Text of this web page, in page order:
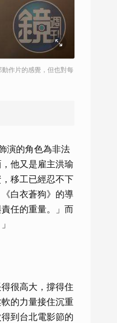
作片的感覺，但也對每
演的角色為非法
他又是雇主洪瑜
移工已經忍不下
白衣蒼狗》的導
任的重量。」而
很高大，撐得住
的力量接住沉重
到台北電影節的